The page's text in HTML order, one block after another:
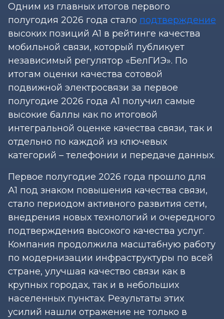
Одним из главных итогов первого
полугодия 2026 года стало подтверждение
высоких позиций А1 в рейтинге качества
мобильной связи, который публикует
независимый регулятор «БелГИЭ». По
итогам оценки качества сотовой
подвижной электросвязи за первое
полугодие 2026 года А1 получил самые
высокие баллы как по итоговой
интегральной оценке качества связи, так и
отдельно по каждой из ключевых
категорий – телефонии и передаче данных.
Первое полугодие 2026 года прошло для
А1 под знаком повышения качества связи,
стало периодом активного развития сети,
внедрения новых технологий и очередного
подтверждения высокого качества услуг.
Компания продолжила масштабную работу
по модернизации инфраструктуры по всей
стране, улучшая качество связи как в
крупных городах, так и в небольших
населенных пунктах. Результаты этих
усилий нашли отражение не только в